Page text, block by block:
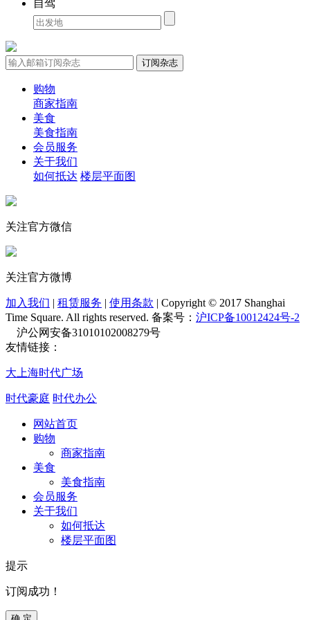
自驾
购物
商家指南
美食
美食指南
会员服务
关于我们
如何抵达 楼层平面图
关注官方微信
关注官方微博
加入我们 | 租赁服务 | 使用条款 | Copyright © 2017 Shanghai
Time Square. All rights reserved. 备案号： 沪ICP备10012424号-2
沪公网安备31010102008279号
友情链接：
大上海时代广场
时代豪庭 时代办公
网站首页
购物
商家指南
美食
美食指南
会员服务
关于我们
如何抵达
楼层平面图
提示
订阅成功！